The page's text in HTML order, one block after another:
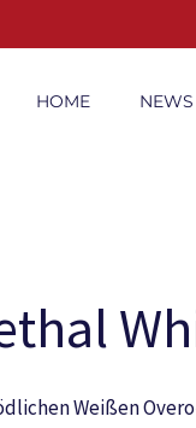
HOME NEWS
Weißen